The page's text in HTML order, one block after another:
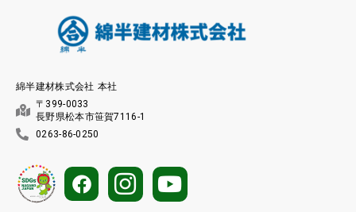
綿半建材株式会社 本社
〒399-0033
長野県松本市笹賀7116-1
0263-86-0250